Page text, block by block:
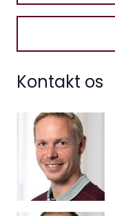
Kontakt os